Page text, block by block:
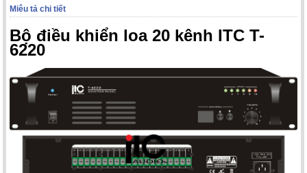
Miêu tả chi tiết
Bộ điều khiển loa 20 kênh ITC T-
6220